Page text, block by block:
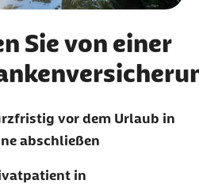
Sie von einer
vor dem Urlaub in
abschließen
in